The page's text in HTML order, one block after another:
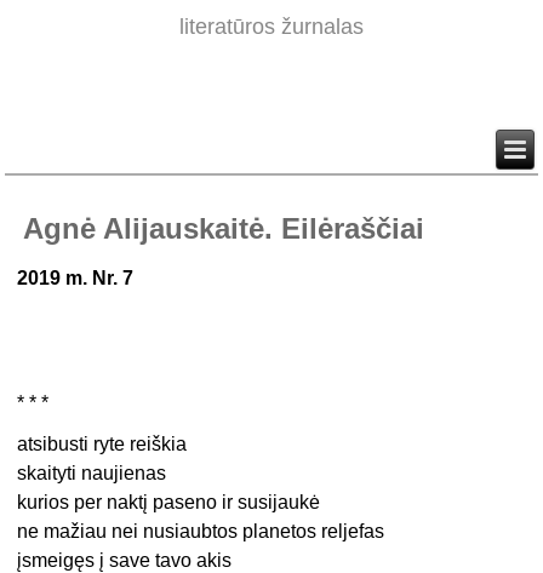
literatūros žurnalas
Agnė Alijauskaitė. Eilėraščiai
2019 m. Nr. 7
* * *
atsibusti ryte reiškia
skaityti naujienas
kurios per naktį paseno ir susijaukė
ne mažiau nei nusiaubtos planetos reljefas
įsmeigęs į save tavo akis